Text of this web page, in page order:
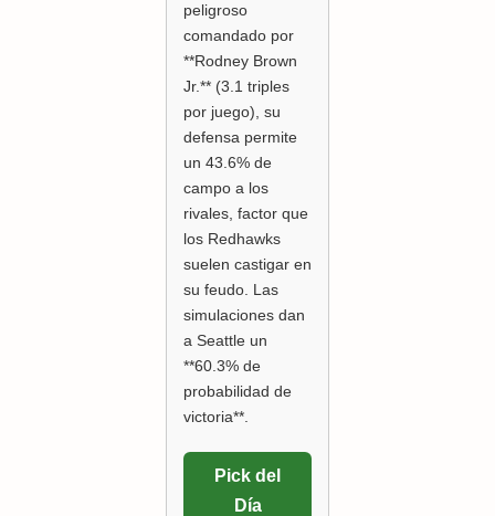
peligroso
comandado por
**Rodney Brown
Jr.** (3.1 triples
por juego), su
defensa permite
un 43.6% de
campo a los
rivales, factor que
los Redhawks
suelen castigar en
su feudo. Las
simulaciones dan
a Seattle un
**60.3% de
probabilidad de
victoria**.
Pick del
Día